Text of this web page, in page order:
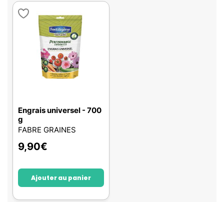
Engrais universel - 700
g
FABRE GRAINES
9,90€
Ajouter au panier